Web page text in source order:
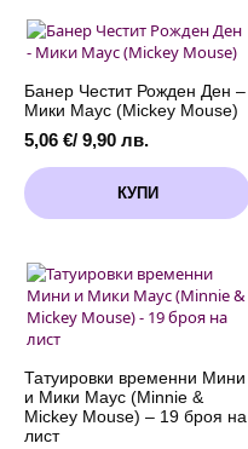
Mouse)
-
комплект
броя
Банер Честит Рожден Ден –
Мики Маус (Mickey Mouse)
5,06 €/ 9,90 лв.
КУПИ
Татуировки временни Мини
и Мики Маус (Minnie &
Mickey Mouse) – 19 броя на
лист